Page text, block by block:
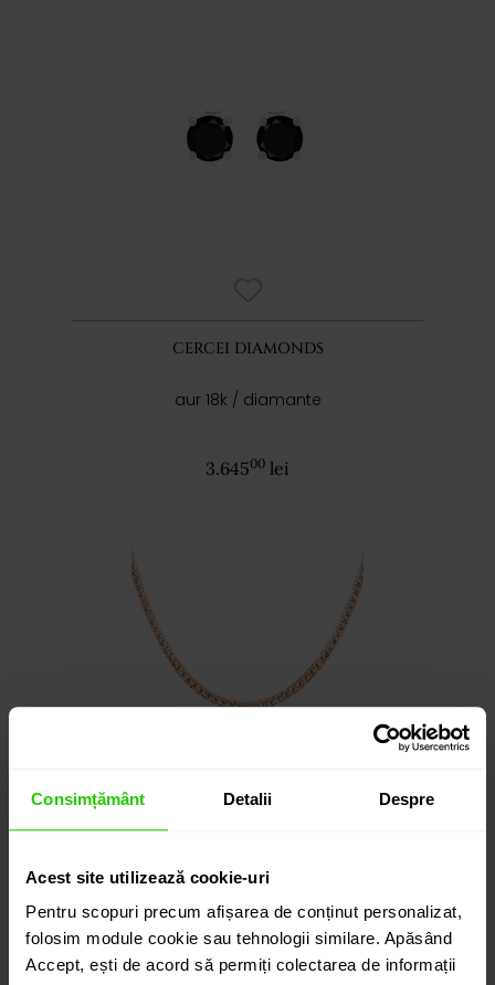
Consimțământ Detalii Despre
Acest site utilizează cookie-uri
Pentru scopuri precum afișarea de conținut personalizat,
folosim module cookie sau tehnologii similare. Apăsând
Accept, ești de acord să permiți colectarea de informații
CERCEI DIAMONDS
aur 18k / diamante
3.64500 lei
aur 18k / diamante
109.885 00 lei